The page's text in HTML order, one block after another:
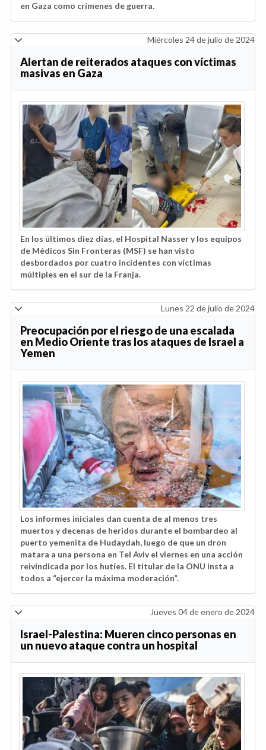
en Gaza como crímenes de guerra.
Miércoles 24 de julio de 2024
Alertan de reiterados ataques con víctimas
masivas en Gaza
En los últimos diez días, el Hospital Nasser y los equipos
de Médicos Sin Fronteras (MSF) se han visto
desbordados por cuatro incidentes con víctimas
múltiples en el sur de la Franja.
Lunes 22 de julio de 2024
Preocupación por el riesgo de una escalada
en Medio Oriente tras los ataques de Israel a
Yemen
Los informes iniciales dan cuenta de al menos tres
muertos y decenas de heridos durante el bombardeo al
puerto yemenita de Hudaydah, luego de que un dron
matara a una persona en Tel Aviv el viernes en una acción
reivindicada por los hutíes. El titular de la ONU insta a
todos a “ejercer la máxima moderación”.
Jueves 04 de enero de 2024
Israel-Palestina: Mueren cinco personas en
un nuevo ataque contra un hospital